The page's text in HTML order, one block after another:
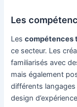
Les
Lescompétences
ce secteur. Les
familiarisés avec
mais également
différents
design